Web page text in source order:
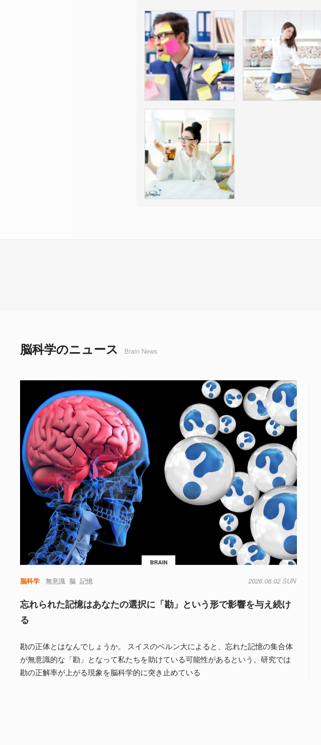
脳科学のニュース Brain News
BRAIN
脳科学 無意識 脳 記憶 2026.08.02 SUN
忘れられた記憶はあなたの選択に「勘」という形で影響を与え続け
る
勘の正体とはなんでしょうか。 スイスのベルン大によると、忘れた記憶の集合体
が無意識的な「勘」となって私たちを助けている可能性があるという。研究では
勘の正解率が上がる現象を脳科学的に突き止めている